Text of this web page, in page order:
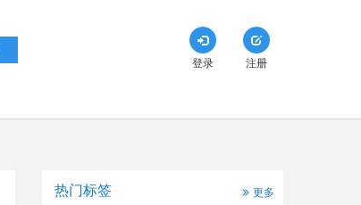
登录 注册
热门标签 更多